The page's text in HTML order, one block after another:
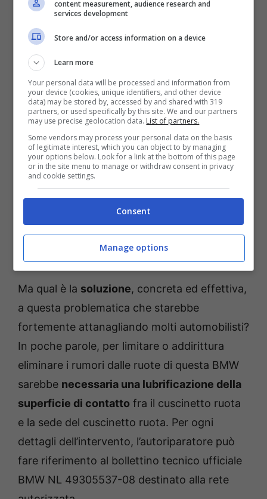
serie F10/F11 con periodo di produzione da
gennaio 2010 a giungo 2017, e se il difetto si
verifica con tanto di ticchettio dall’assale
anteriore in fase di sterzata.
Ma qual è la soluzione, concreta ed effettiva,
a questa problematica che starebbe
fortemente attanagliando molti automobilisti?
In poche parole, per limitare o addirittura
eliminare i rumori dalle ruote di questa BMW
sarebbe necessaria una lubrificazione della
superficie di contatto fra il cuscinetto ruota
e la sede del cuscinetto ruota. Per ogni
dettagli dell’intervento, l’autoriparatore può
fare riferimento al bollettino tecnico ufficiale
BMW NL 49305537-08 destinato alla rete
content measurement, audience research and
services development
Store and/or access information on a device
Learn more
Your personal data will be processed and information from
your device (cookies, unique identifiers, and other device
data) may be stored by, accessed by and shared with 319
partners, or used specifically by this site. We and our partners
may use precise geolocation data. List of partners.
Some vendors may process your personal data on the basis
of legitimate interest, which you can object to by managing
your options below. Look for a link at the bottom of this page
or in the site menu to manage or withdraw consent in privacy
and cookie settings.
Consent
Manage options